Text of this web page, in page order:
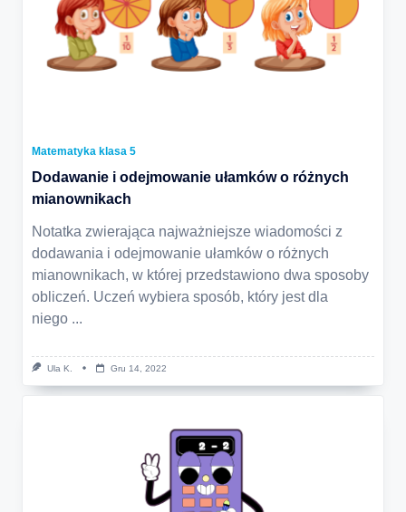
Matematyka klasa 5
Dodawanie i odejmowanie ułamków o różnych
mianownikach
Notatka zwierająca najważniejsze wiadomości z
dodawania i odejmowanie ułamków o różnych
mianownikach, w której przedstawiono dwa sposoby
obliczeń. Uczeń wybiera sposób, który jest dla
niego ...
Ula K. Gru 14, 2022